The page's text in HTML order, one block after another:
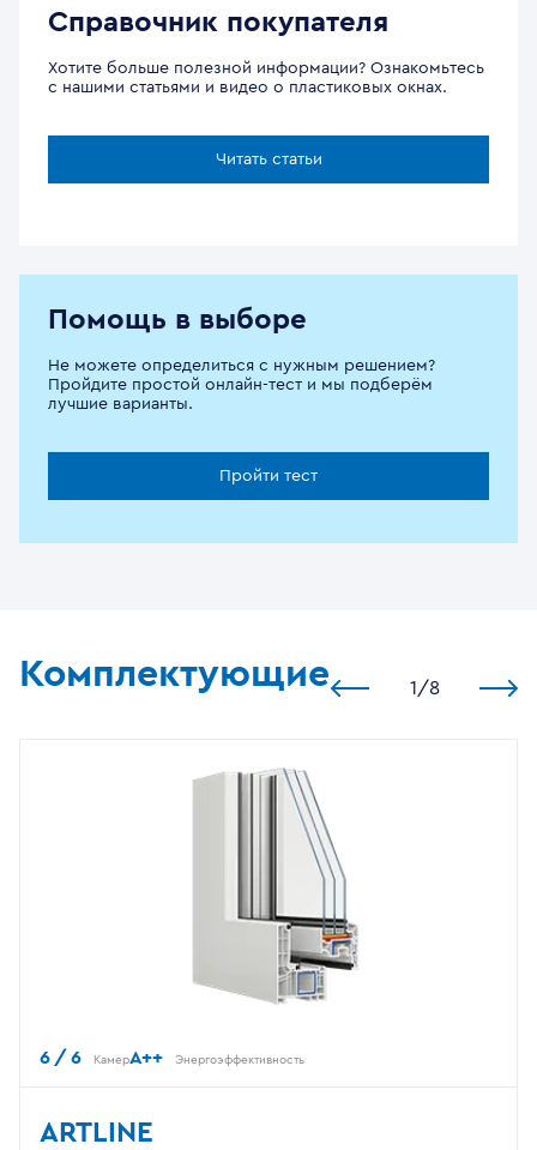
Справочник покупателя
Хотите больше полезной информации? Ознакомьтесь
с нашими статьями и видео о пластиковых окнах.
Читать статьи
Помощь в выборе
Не можете определиться с нужным решением?
Пройдите простой онлайн-тест и мы подберём
лучшие варианты.
Пройти тест
Комплектующие 1 /8
6 / 6 КамерA++ Энергоэффективность
ARTLINE